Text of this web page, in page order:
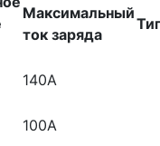
Максимальный
ток заряда
140А
100А